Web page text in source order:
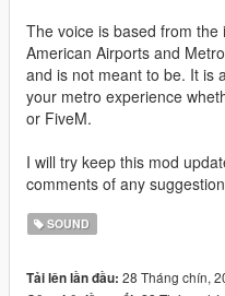
The voice is based from
American Airports and
and is not meant to be. It is
your metro experience
or FiveM.
I will try keep this mod
comments of any
SOUND
Tải lên lần đầu: 28 Tháng chín,